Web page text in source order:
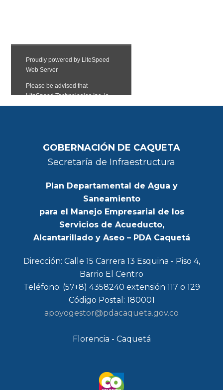
GOBERNACIÓN DE CAQUETA
Secretaría de Infraestructura
Plan Departamental de Agua y
Saneamiento
para el Manejo Empresarial de los
Servicios de Acueducto,
Alcantarillado y Aseo – PDA Caquetá
Dirección: Calle 15 Carrera 13 Esquina - Piso 4,
Barrio El Centro
Teléfono: (57+8) 4358240 extensión 117 o 129
Código Postal: 180001
apoyogestor@pdacaqueta.gov.co
Florencia - Caquetá